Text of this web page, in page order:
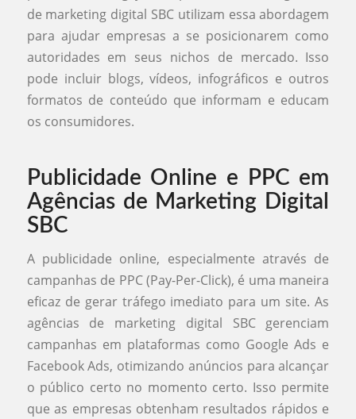
de marketing digital SBC utilizam essa abordagem
para ajudar empresas a se posicionarem como
autoridades em seus nichos de mercado. Isso
pode incluir blogs, vídeos, infográficos e outros
formatos de conteúdo que informam e educam
os consumidores.
Publicidade Online e PPC em
Agências de Marketing Digital
SBC
A publicidade online, especialmente através de
campanhas de PPC (Pay-Per-Click), é uma maneira
eficaz de gerar tráfego imediato para um site. As
agências de marketing digital SBC gerenciam
campanhas em plataformas como Google Ads e
Facebook Ads, otimizando anúncios para alcançar
o público certo no momento certo. Isso permite
que as empresas obtenham resultados rápidos e